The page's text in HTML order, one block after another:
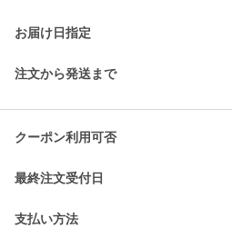
お届け日指定
注文から発送まで
クーポン利用可否
最終注文受付日
支払い方法